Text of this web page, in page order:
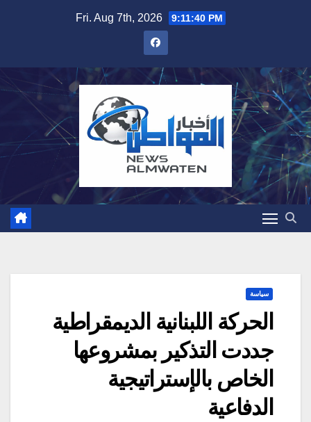
Fri. Aug 7th, 2026 9:11:41 PM
سياسة
الحركة اللبنانية الديمقراطية
جددت التذكير بمشروعها
الخاص بالإستراتيجية
الدفاعية